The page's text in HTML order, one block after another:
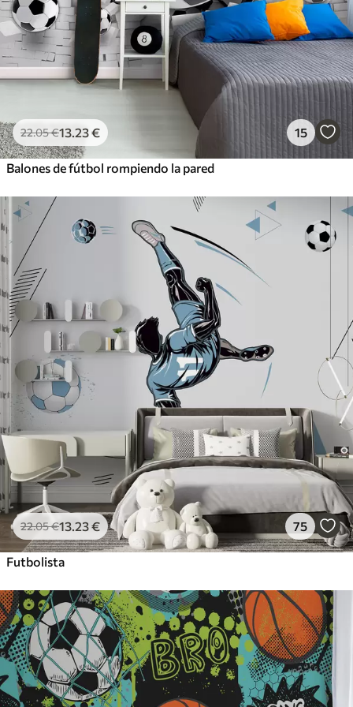
22.05€13 .23€ 15
Balones de fútbol rompiendo la pared
22.05€13 .23€ 75
Futbolista